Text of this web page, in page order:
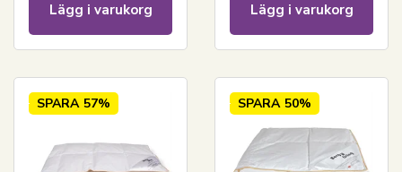
Lägg i varukorg Lägg i varukorg
SPARA 57% SPARA 50%